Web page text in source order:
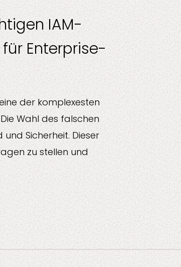
IAM-
Enterprise-
der komplexesten
Wahl des falschen
Sicherheit. Dieser
zu stellen und